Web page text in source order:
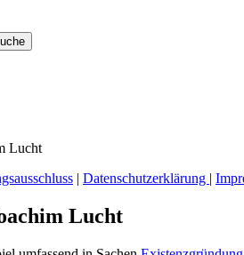
Lucht
| Datenschutzerklärung |
Lucht